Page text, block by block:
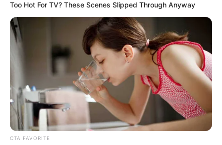
Too Hot For TV? These Scenes Slipped Through Anyway
CTA FAVORITE